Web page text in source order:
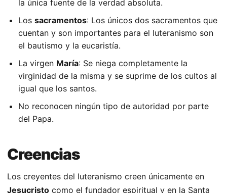
la única fuente de la verdad absoluta.
Los sacramentos: Los únicos dos sacramentos que
cuentan y son importantes para el luteranismo son
el bautismo y la eucaristía.
La virgen María: Se niega completamente la
virginidad de la misma y se suprime de los cultos al
igual que los santos.
No reconocen ningún tipo de autoridad por parte
del Papa.
Creencias
Los creyentes del luteranismo creen únicamente en
Jesucristo como el fundador espiritual y en la Santa